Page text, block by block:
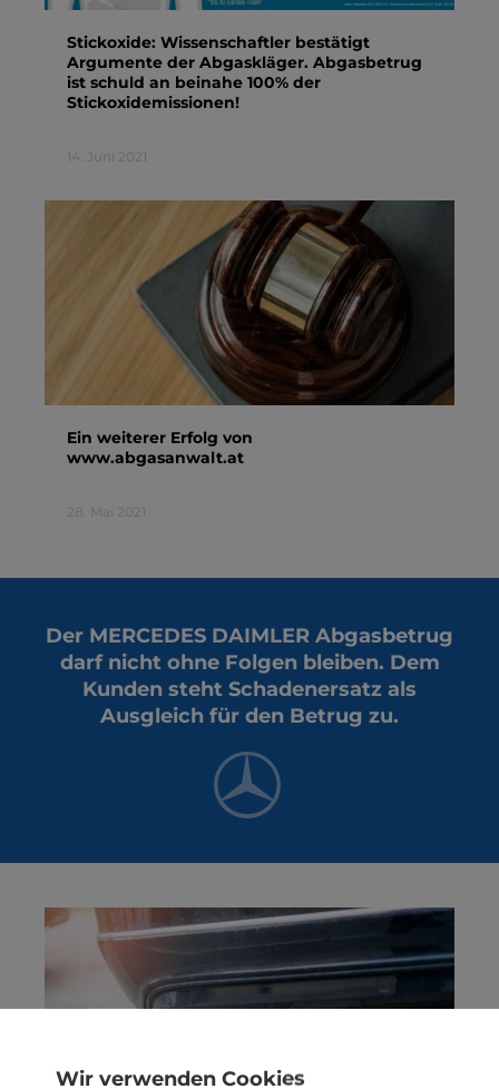
Stickoxide: Wissenschaftler bestätigt
Argumente der Abgaskläger. Abgasbetrug
ist schuld an beinahe 100% der
Stickoxidemissionen!
Ein weiterer Erfolg von
www.abgasanwalt.at
Der MERCEDES DAIMLER Abgasbetrug
darf nicht ohne Folgen bleiben. Dem
Kunden steht Schadenersatz als
Ausgleich für den Betrug zu.
Wir verwenden Cookies